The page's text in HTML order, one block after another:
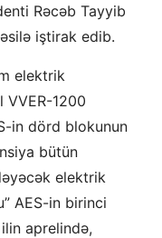
Rəcəb Tayyib
iştirak edib.
elektrik
VVER-1200
in dörd blokunun
bütün
elektrik
AES-in birinci
aprelində,